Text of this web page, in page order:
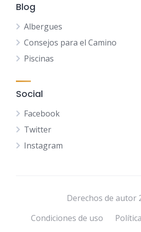
Blog
Albergues
Consejos para el Camino
Piscinas
Social
Facebook
Twitter
Instagram
Derechos de autor
Condiciones de uso